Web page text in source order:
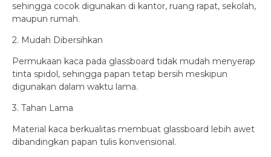
sehingga cocok digunakan di kantor, ruang rapat, sekolah,
maupun rumah.
2. Mudah Dibersihkan
Permukaan kaca pada glassboard tidak mudah menyerap
tinta spidol, sehingga papan tetap bersih meskipun
digunakan dalam waktu lama.
3. Tahan Lama
Material kaca berkualitas membuat glassboard lebih awet
dibandingkan papan tulis konvensional.